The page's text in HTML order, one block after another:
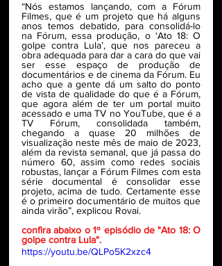
“Nós estamos lançando, com a Fórum
Filmes, que é um projeto que há alguns
anos temos debatido, para consolidá-lo
na Fórum, essa produção, o ‘Ato 18: O
golpe contra Lula’, que nos pareceu a
obra adequada para dar a cara do que vai
ser esse espaço de produção de
documentários e de cinema da Fórum. Eu
acho que a gente dá um salto do ponto
de vista de qualidade do que é a Fórum,
que agora além de ter um portal muito
acessado e uma TV no YouTube, que é a
TV Fórum, consolidada também,
chegando a quase 20 milhões de
visualização neste mês de maio de 2023,
além da revista semanal, que já passa do
número 60, assim como redes sociais
robustas, lançar a Fórum Filmes com esta
série documental é consolidar esse
projeto, acima de tudo. Certamente esse
é o primeiro documentário de muitos que
ainda virão”, explicou Rovai.
confira abaixo o 1º episódio de "Ato 18: O
golpe contra Lula".
https://youtu.be/QLPo5K2xzc4